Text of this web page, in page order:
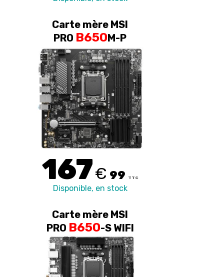
Carte mère MSI
PRO B650M-P
167€ 99 TTC
Disponible, en stock
Carte mère MSI
PRO B650-S WIFI